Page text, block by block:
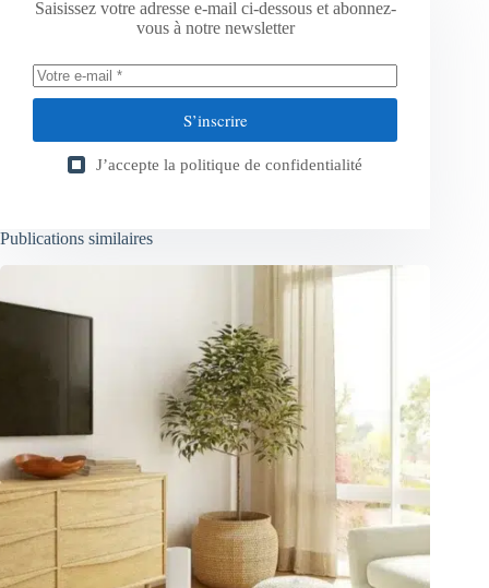
Saisissez votre adresse e-mail ci-dessous et abonnez-
vous à notre newsletter
S’inscrire
J’accepte la politique de confidentialité
Publications similaires